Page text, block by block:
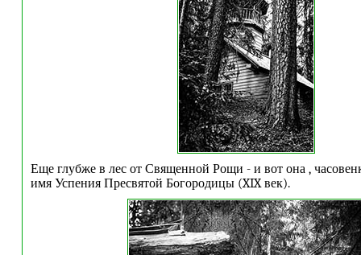
Еще глубже в лес от Священной Рощи - и вот она ,
имя Успения Пресвятой Богородицы (XIX век).